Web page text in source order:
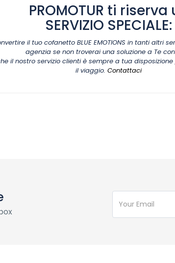
PROMOTUR ti riserva
SERVIZIO SPECIALE:
il tuo cofanetto BLUE EMOTIONS in tanti altri
agenzia se non troverai una soluzione a Te
il nostro servizio clienti è sempre a tua
il viaggio. Contattaci